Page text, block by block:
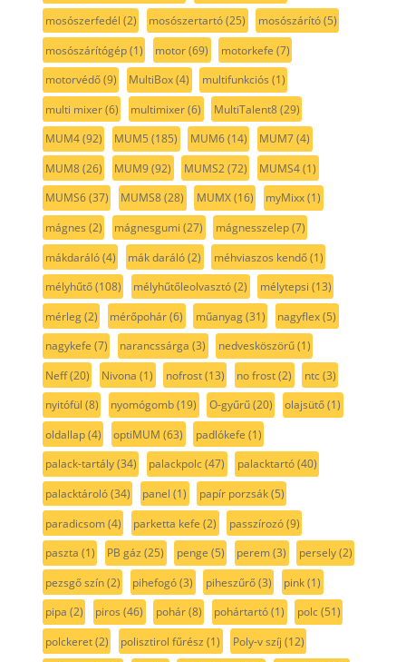
mosószerfedél (2) mosószertartó(25) mosószárító(5)
mosószárítógép(1) motor(69) motorkefe (7)
motorvédő(9) MultiBox(4) multifunkciós (1)
multi mixer(6) multimixer(6) MultiTalent8(29)
MUM4(92) MUM5 (185) MUM6(14) MUM7(4)
MUM8(26) MUM9(92) MUMS2(72) MUMS4(1)
MUMS6(37) MUMS8(28) MUMX(16) myMixx(1)
mágnes (2) mágnesgumi (27) mágnesszelep(7)
mákdaráló(4) mák daráló(2) méhviaszos kendő(1)
mélyhűtő(108) mélyhűtőleolvasztó(2) mélytepsi (13)
mérleg(2) mérőpohár(6) műanyag(31) nagyflex(5)
nagykefe (7) narancssárga (3) nedvesköszörű(1)
Neff(20) Nivona (1) nofrost(13) no frost(2) ntc(3)
nyitófül (8) nyomógomb(19) O-gyűrű(20) olajsütő(1)
oldallap(4) optiMUM (63) padlókefe (1)
palack-tartály(34) palackpolc(47) palacktartó(40)
palacktároló(34) panel (1) papír porzsák(5)
paradicsom(4) parketta kefe (2) passzírozó(9)
paszta (1) PB gáz (25) penge (5) perem(3) persely(2)
pezsgő szín(2) pihefogó(3) piheszűrő(3) pink(1)
pipa (2) piros (46) pohár(8) pohártartó(1) polc(51)
polckeret(2) polisztirol fűrész (1) Poly-v szíj (12)